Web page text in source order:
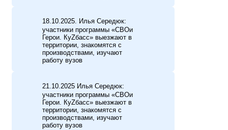
18.10.2025. Илья Середюк:
участники программы «СВОи
Герои. КуZбасс» выезжают в
территории, знакомятся с
производствами, изучают
работу вузов
21.10.2025 Илья Середюк:
участники программы «СВОи
Герои. КуZбасс» выезжают в
территории, знакомятся с
производствами, изучают
работу вузов